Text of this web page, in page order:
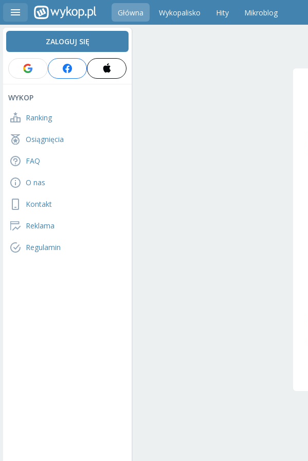
Główna Wykopalisko Hity Mikroblog
ZALOGUJ SIĘ
WYKOP
Ranking
Osiągnięcia
FAQ
O nas
Kontakt
Reklama
Regulamin